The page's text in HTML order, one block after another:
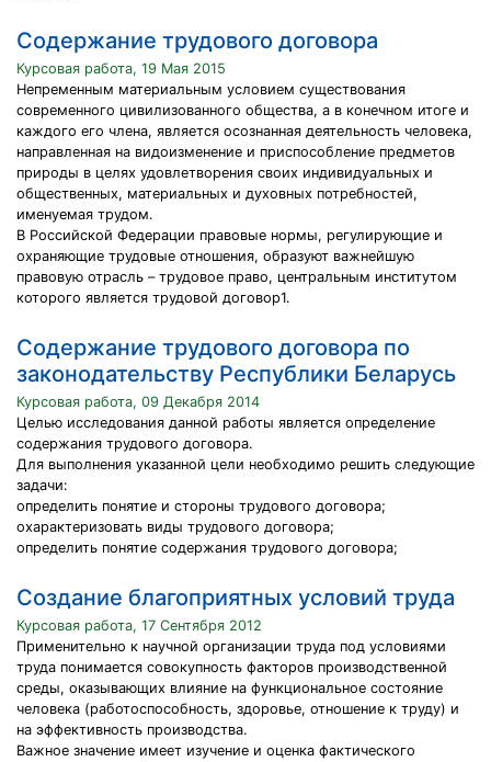
Содержание трудового договора
Курсовая работа, 19 Мая 2015
Непременным материальным условием существования
современного цивилизованного общества, а в конечном итоге и
каждого его члена, является осознанная деятельность человека,
направленная на видоизменение и приспособление предметов
природы в целях удовлетворения своих индивидуальных и
общественных, материальных и духовных потребностей,
именуемая трудом.
В Российской Федерации правовые нормы, регулирующие и
охраняющие трудовые отношения, образуют важнейшую
правовую отрасль – трудовое право, центральным институтом
которого является трудовой договор1.
Содержание трудового договора по
законодательству Республики Беларусь
Курсовая работа, 09 Декабря 2014
Целью исследования данной работы является определение
содержания трудового договора.
Для выполнения указанной цели необходимо решить следующие
задачи:
определить понятие и стороны трудового договора;
охарактеризовать виды трудового договора;
определить понятие содержания трудового договора;
Создание благоприятных условий труда
Курсовая работа, 17 Сентября 2012
Применительно к научной организации труда под условиями
труда понимается совокупность факторов производственной
среды, оказывающих влияние на функциональное состояние
человека (работоспособность, здоровье, отношение к труду) и
на эффективность производства.
Важное значение имеет изучение и оценка фактического